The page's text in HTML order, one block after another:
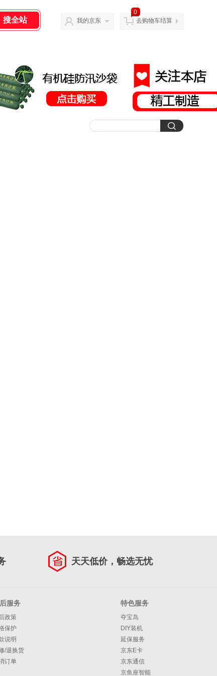
我的京东
0
去购物车结算
天天低价，畅选无忧
服务
政策
保护
说明
/退换货
订单
特色服务
夺宝岛
DIY装机
延保服务
京东E卡
京东通信
京鱼座智能